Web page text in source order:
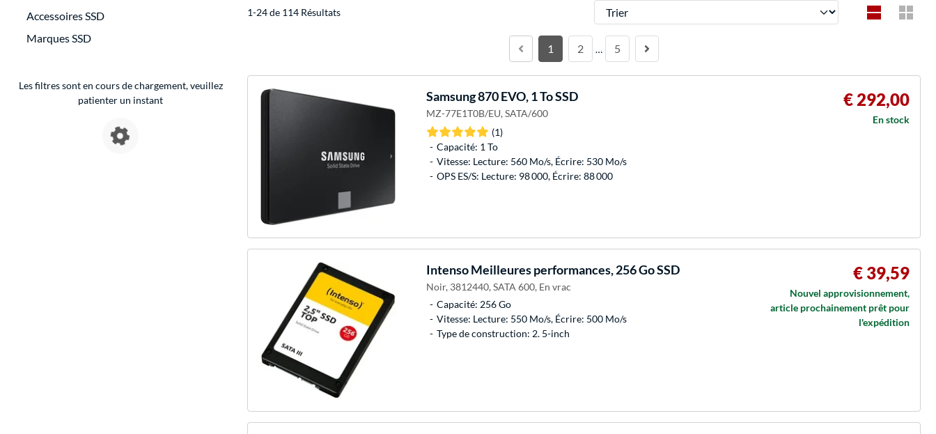
Accessoires SSD
Marques SSD
Les filtres sont en cours de chargement, veuillez
patienter un instant
1-24 de 114 Résultats Trier
1 2 … 5
Samsung870 EVO, 1 To SSD
MZ-77E1T0B/EU, SATA/600
(1)
Capacité: 1 To
Vitesse: Lecture: 560 Mo/s, Écrire: 530 Mo/s
OPS ES/S: Lecture: 98 000, Écrire: 88 000
€ 292,00
En stock
IntensoMeilleures performances, 256 Go SSD
Noir, 3812440, SATA 600, En vrac
Capacité: 256 Go
Vitesse: Lecture: 550 Mo/s, Écrire: 500 Mo/s
Type de construction: 2. 5-inch
€ 39,59
Nouvel approvisionnement,
article prochainement prêt pour
l'expédition